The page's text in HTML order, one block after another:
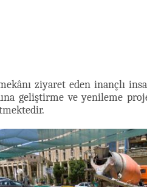
ziyaret eden inançlı
geliştirme ve yenileme